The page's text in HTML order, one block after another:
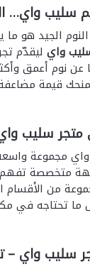
سليب واي…
الجيد هو
واي ليقدّم
عن نوم أعمق
قيمة
سليب
مجموعة
متخصصة تفهم
من
ما تحتاجه في
سليب واي –